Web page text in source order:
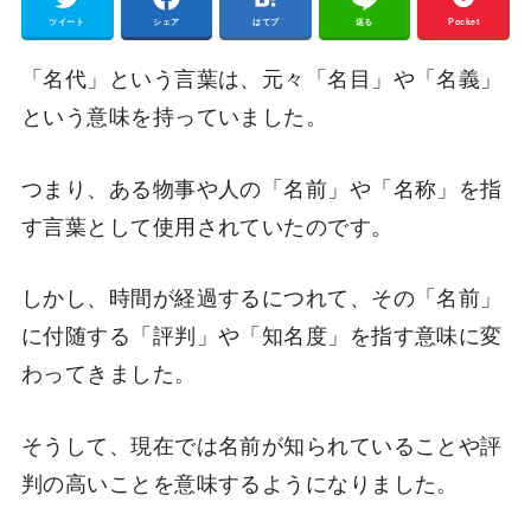
ツイート シェア はてブ 送る Pocket
「名代」という言葉は、元々「名目」や「名義」
という意味を持っていました。
つまり、ある物事や人の「名前」や「名称」を指
す言葉として使用されていたのです。
しかし、時間が経過するにつれて、その「名前」
に付随する「評判」や「知名度」を指す意味に変
わってきました。
そうして、現在では名前が知られていることや評
判の高いことを意味するようになりました。